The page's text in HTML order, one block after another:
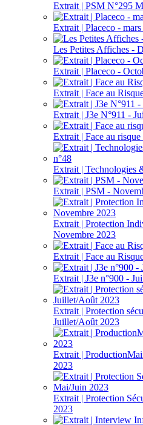
Extrait | PSM N°295
Extrait | Placeco -
Les Petites Affiches -
Extrait | Placeco -
Extrait | Face au
Extrait | J3e N°911 -
Extrait | Face au
Extrait | Technologies
Extrait | PSM -
Extrait | Protection
Novembre 2023
Extrait | Face au
Extrait | J3e n°900 -
Extrait | Protection
Juillet/Août 2023
Extrait |
2023
Extrait | Protection
2023